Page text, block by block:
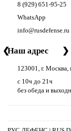
8 (929) 651-95-25
WhatsApp
info@rusdefense.ru
❮Наш адрес ❯
123001, г. Москва,
с 10ч до 21ч
без обеда и